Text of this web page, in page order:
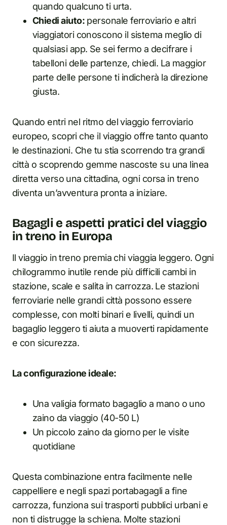
quando qualcuno ti urta.
Chiedi aiuto:personale ferroviario e altri
viaggiatori conoscono il sistema meglio di
qualsiasi app. Se sei fermo a decifrare i
tabelloni delle partenze, chiedi. La maggior
parte delle persone ti indicherà la direzione
giusta.
Quando entri nel ritmo del viaggio ferroviario
europeo, scopri che il viaggio offre tanto quanto
le destinazioni. Che tu stia scorrendo tra grandi
città o scoprendo gemme nascoste su una linea
diretta verso una cittadina, ogni corsa in treno
diventa un’avventura pronta a iniziare.
Bagagli e aspetti pratici del viaggio
in treno in Europa
Il viaggio in treno premia chi viaggia leggero. Ogni
chilogrammo inutile rende più difficili cambi in
stazione, scale e salita in carrozza. Le stazioni
ferroviarie nelle grandi città possono essere
complesse, con molti binari e livelli, quindi un
bagaglio leggero ti aiuta a muoverti rapidamente
e con sicurezza.
La configurazione ideale:
Una valigia formato bagaglio a mano o uno
zaino da viaggio (40-50 L)
Un piccolo zaino da giorno per le visite
quotidiane
Questa combinazione entra facilmente nelle
cappelliere e negli spazi portabagagli a fine
carrozza, funziona sui trasporti pubblici urbani e
non ti distrugge la schiena. Molte stazioni